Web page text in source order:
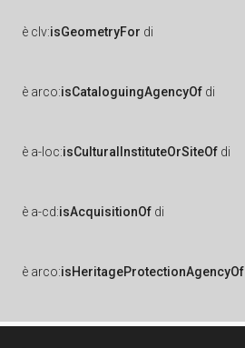
è clv:isGeometryFor di
è arco:isCataloguingAgencyOf di
è a-loc:isCulturalInstituteOrSiteOf di
è a-cd:isAcquisitionOf di
è arco:isHeritageProtectionAgencyOf